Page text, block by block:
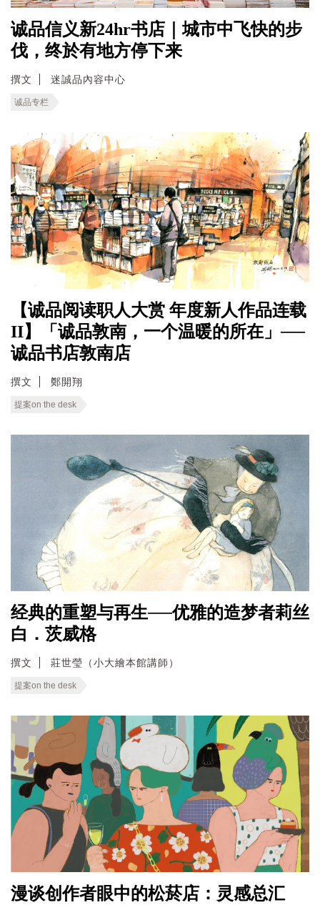
诚品信义新24hr书店｜城市中飞快的步
伐，终於有地方停下来
撰文 迷誠品內容中心
诚品专栏
【诚品阅读职人大赏 年度新人作品连载
II】「诚品敦南，一个温暖的所在」──
诚品书店敦南店
撰文 鄭開翔
提案on the desk
经典的重塑与再生──优雅的造梦者莉丝
白．茨威格
撰文 莊世瑩（小大繪本館講師）
提案on the desk
漫谈创作者眼中的松菸店：灵感总汇